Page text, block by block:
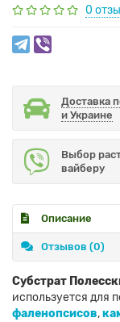
0
Доставка
и Украине
Выбор
вайберу
Описание
Отзывов (0)
Субстрат
используется для
фаленопсисов,